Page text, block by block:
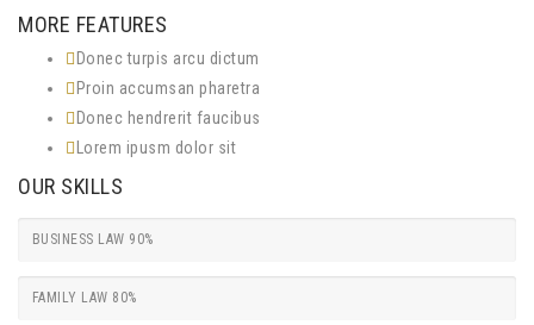
MORE FEATURES
Donec turpis arcu dictum
Proin accumsan pharetra
Donec hendrerit faucibus
Lorem ipusm dolor sit
OUR SKILLS
BUSINESS LAW 90%
FAMILY LAW 80%